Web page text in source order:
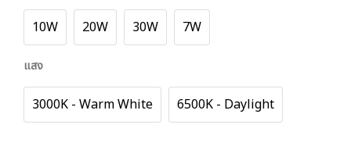
10W 20W 30W 7W
แสง
3000K - Warm White 6500K - Daylight